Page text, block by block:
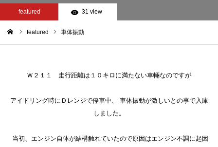
featured 31 view
featured 車体振動
Ｗ２１１ 走行距離は１０キロに満たない車輛なのですが
アイドリング時にＤレンジで停車中、 車体振動が激しいとの事で入庫
しました。
当初、エンジン自体が結構触れていたので原因はエンジン不調に起因
お問い合わせ